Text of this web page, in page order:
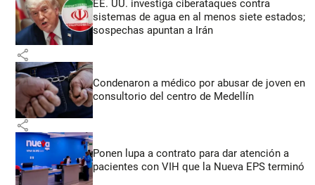
EE. UU. investiga ciberataques contra
sistemas de agua en al menos siete estados;
sospechas apuntan a Irán
share
Condenaron a médico por abusar de joven en
consultorio del centro de Medellín
share
Ponen lupa a contrato para dar atención a
pacientes con VIH que la Nueva EPS terminó